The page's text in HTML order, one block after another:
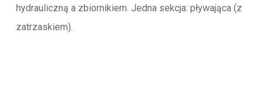
hydrauliczną a zbiornikiem. Jedna sekcja: pływająca (z
zatrzaskiem).